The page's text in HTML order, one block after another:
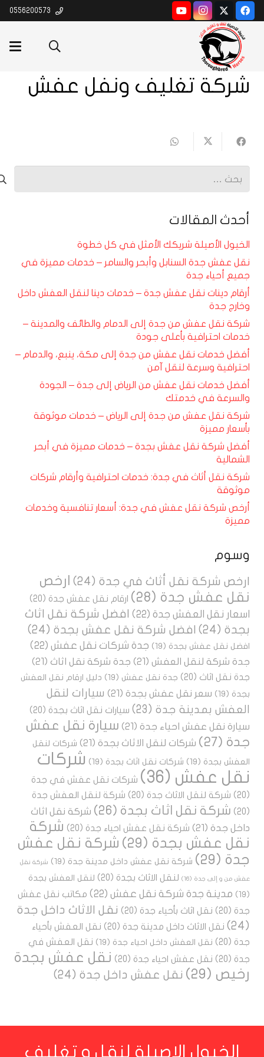
شركة تغليف ونفل عفش
البحث
أحدث المقالات
الخيول الأصيلة شريكك الأمثل في كل خطوة
نقل عفش جدة السنابل وأبحر والسامر – خدمات مميزة في
جميع أحياء جدة
أرقام دينات نقل عفش جدة – خدمات دينا لنقل العفش داخل
وخارج جدة
شركة نقل عفش من جدة إلى الدمام والطائف والمدينة –
خدمات احترافية بأعلى جودة
أفضل خدمات نقل عفش من جدة إلى مكة، ينبع، والدمام –
احترافية وسرعة لنقل آمن
أفضل خدمات نقل عفش من الرياض إلى جدة – الجودة
والسرعة في خدمتك
شركة نقل عفش من جدة إلى الرياض – خدمات موثوقة
بأسعار مميزة
أفضل شركة نقل عفش بجدة – خدمات مميزة في أبحر
الشمالية
شركة نقل أثاث في جدة: خدمات احترافية وأرقام شركات
موثوقة
أرخص شركة نقل عفش في جدة: أسعار تنافسية وخدمات
مميزة
وسوم
ارخص شركة نقل أثاث في جدة (24)
ارخص
نقل عفش جدة (28) ارقام نقل عفش جدة (20)
اسعار نقل العفش جدة (22)
افضل شركة نقل اثاث
بجدة (24) افضل شركة نقل عفش بجدة (24)
افضل نقل عفش بجدة (19) جدة شركات نقل عفش (22)
جدة شركة لنقل العفش (21) جدة شركة نقل اثاث (21)
جدة نقل اثاث (20) جدة نقل عفش (19)
دليل ارقام نقل العفش
بجدة (19) سعر نقل عفش بجدة (21)
سيارات لنقل
العفش بمدينة جدة (23) سيارات نقل اثاث بجدة (20)
سيارة نقل عفش احياء جدة (21)
سيارة نقل عفش
جدة (27) شركات لنقل الاثاث بجدة (21) شركات لنقل
العفش بجدة (19) شركات نقل اثاث بجدة (19)
شركات
نقل عفش (36)
شركات نقل عفش في جدة
(20)
شركة لنقل الاثاث جدة (20)
شركة لنقل العفش جدة
(20)
شركة نقل اثاث بجدة (26)
شركة نقل اثاث
داخل جدة (21) شركة نقل عفش احياء جدة (20)
شركة
نقل عفش بجدة (29)
شركة نقل عفش
جدة (29) شركة نقل عفش داخل مدينة جدة (19) شركة نقل
عفش من و إلى جدة (16) لنقل الاثاث بجدة (20)
لنقل العفش بجدة
(19)
مدينة جدة شركة نقل عفش (22)
مكاتب نقل عفش
جدة (20) نقل اثاث بأحياء جدة (20)
نقل الاثاث داخل جدة
(24)
نقل الاثاث داخل مدينة جدة (20)
نقل العفش بأحياء
جدة (20) نقل العفش داخل احياء جدة (19)
نقل العفش في
جدة (20) نقل عفش احياء جدة (20)
نقل عفش بجدة
رخيص (29) نقل عفش داخل جدة (24)
الخيول الاصيلة لنقل و تغليف